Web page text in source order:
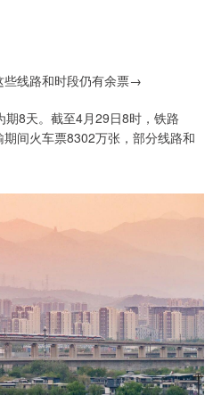
些线路和时段仍有余票→
期8天。截至4月29日8时，铁路
间火车票8302万张，部分线路和